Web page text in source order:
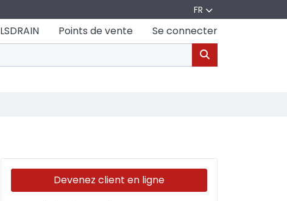
FR
LSDRAIN Points de vente Se connecter
Devenez client en ligne